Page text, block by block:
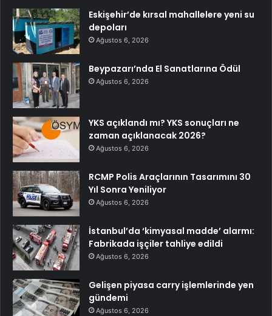
Eskişehir’de kırsal mahallelere yeni su
depoları
Ağustos 6, 2026
Beypazarı’nda El Sanatlarına Ödül
Ağustos 6, 2026
YKS açıklandı mı? YKS sonuçları ne
zaman açıklanacak 2026?
Ağustos 6, 2026
RCMP Polis Araçlarının Tasarımını 30
Yıl Sonra Yeniliyor
Ağustos 6, 2026
İstanbul’da ‘kimyasal madde’ alarmı:
Fabrikada işçiler tahliye edildi
Ağustos 6, 2026
Gelişen piyasa carry işlemlerinde yen
gündemi
Ağustos 6, 2026